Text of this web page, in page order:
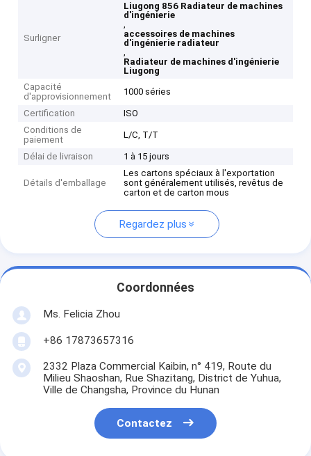
Surligner
Liugong 856 Radiateur de machines
d'ingénierie
,
accessoires de machines
d'ingénierie radiateur
,
Radiateur de machines d'ingénierie
Liugong
Capacité
d'approvisionnement
1000 séries
Certification
ISO
Conditions de
paiement
L/C, T/T
Délai de livraison 1 à 15 jours
Détails d'emballage
Les cartons spéciaux à l'exportation
sont généralement utilisés, revêtus de
carton et de carton mous
Regardez plus
Coordonnées
Ms. Felicia Zhou
+86 17873657316
2332 Plaza Commercial Kaibin, n° 419, Route du
Milieu Shaoshan, Rue Shazitang, District de Yuhua,
Ville de Changsha, Province du Hunan
Contactez